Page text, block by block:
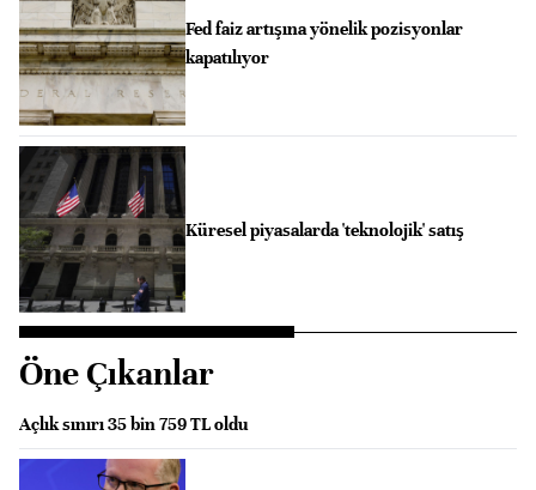
Fed faiz artışına yönelik pozisyonlar
kapatılıyor
Küresel piyasalarda 'teknolojik' satış
Öne Çıkanlar
Açlık sınırı 35 bin 759 TL oldu